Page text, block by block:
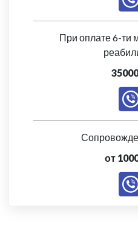
При оплате 6-ти
от